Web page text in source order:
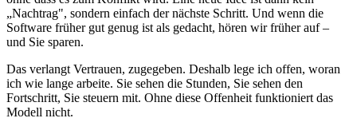
„Nachtrag", sondern einfach der nächste Schritt. Und wenn die
Software früher gut genug ist als gedacht, hören wir früher auf –
und Sie sparen.
Das verlangt Vertrauen, zugegeben. Deshalb lege ich offen, woran
ich wie lange arbeite. Sie sehen die Stunden, Sie sehen den
Fortschritt, Sie steuern mit. Ohne diese Offenheit funktioniert das
Modell nicht.